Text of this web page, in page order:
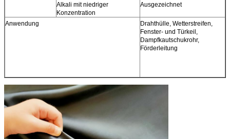
Alkali mit niedriger
Konzentration
Ausgezeichnet
Anwendung
Drahthülle, Wetterstreifen,
Fenster- und Türkeil,
Dampfkautschukrohr,
Förderleitung